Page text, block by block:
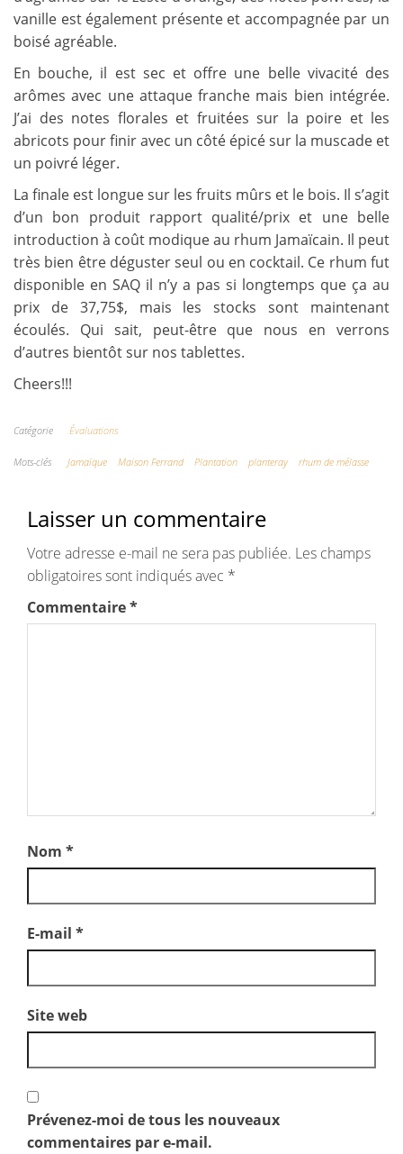
vanille est également présente et accompagnée par un
boisé agréable.
En bouche, il est sec et offre une belle vivacité des
arômes avec une attaque franche mais bien intégrée.
J’ai des notes florales et fruitées sur la poire et les
abricots pour finir avec un côté épicé sur la muscade et
un poivré léger.
La finale est longue sur les fruits mûrs et le bois. Il s’agit
d’un bon produit rapport qualité/prix et une belle
introduction à coût modique au rhum Jamaïcain. Il peut
très bien être déguster seul ou en cocktail. Ce rhum fut
disponible en SAQ il n’y a pas si longtemps que ça au
prix de 37,75$, mais les stocks sont maintenant
écoulés. Qui sait, peut-être que nous en verrons
d’autres bientôt sur nos tablettes.
Cheers!!!
Catégorie Évaluations
Mots-clés Jamaïque Maison Ferrand Plantation planteray rhum de mélasse
Laisser un commentaire
Votre adresse e-mail ne sera pas publiée. Les champs
obligatoires sont indiqués avec *
Commentaire*
Nom *
E-mail *
Site web
Prévenez-moi de tous les nouveaux
commentaires par e-mail.